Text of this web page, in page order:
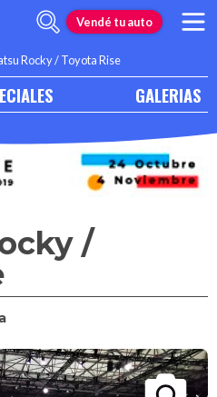
Vendé tu auto
Rocky / Toyota Rise
GALERIAS
/